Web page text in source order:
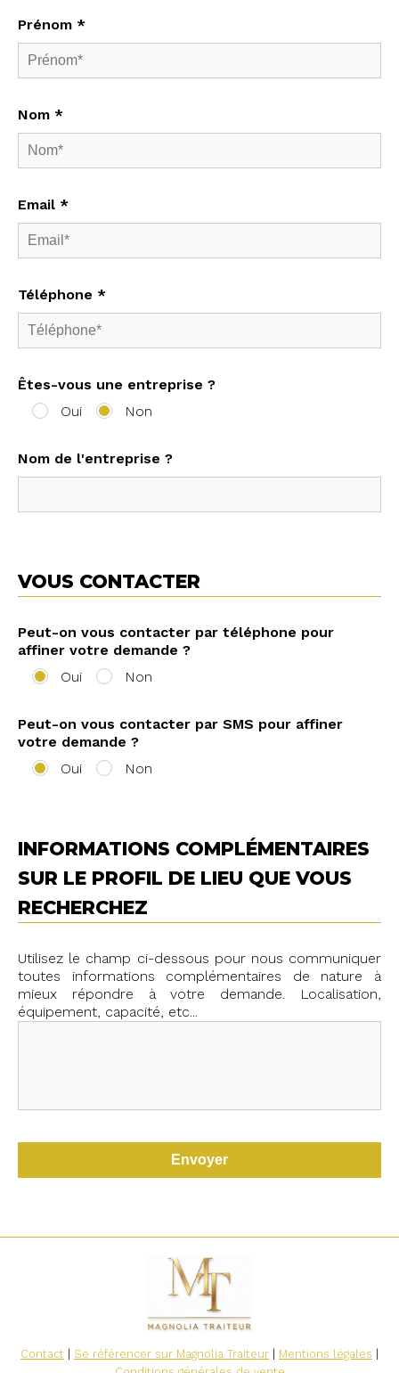
Prénom *
Nom *
Email *
Téléphone *
Êtes-vous une entreprise ?
Oui
Non
Nom de l'entreprise ?
VOUS CONTACTER
Peut-on vous contacter par téléphone pour
affiner votre demande ?
Oui
Non
Peut-on vous contacter par SMS pour affiner
votre demande ?
Oui
Non
INFORMATIONS COMPLÉMENTAIRES
SUR LE PROFIL DE LIEU QUE VOUS
RECHERCHEZ
Utilisez le champ ci-dessous pour nous communiquer
toutes informations complémentaires de nature à
mieux répondre à votre demande. Localisation,
équipement, capacité, etc...
Contact Se référencer sur Magnolia Traiteur Mentions légales